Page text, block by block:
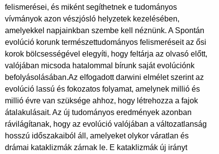
felismerései, és miként segíthetnek e tudományos
vívmányok azon vészjósló helyzetek kezelésében,
amelyekkel napjainkban szembe kell néznünk. A Spontán
evolúció korunk természettudományos felismeréseit az ősi
korok bölcsességével elegyíti, hogy feltárja az olvasó előtt,
valójában micsoda hatalommal bírunk saját evolúciónk
befolyásolásában.Az elfogadott darwini elmélet szerint az
evolúció lassú és fokozatos folyamat, amelynek millió és
millió évre van szüksége ahhoz, hogy létrehozza a fajok
átalakulásait. Az új tudományos eredmények azonban
rávilágítanak, hogy az evolúció valójában a változatlanság
hosszú időszakaiból áll, amelyeket olykor váratlan és
drámai kataklizmák zárnak le. E kataklizmák új irányt